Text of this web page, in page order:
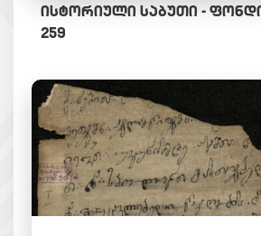
ᲘᲡᲢᲝᲠᲘᲣᲚᲘ ᲡᲐᲑᲣᲗᲘ - ᲤᲝᲜᲓᲘ
259